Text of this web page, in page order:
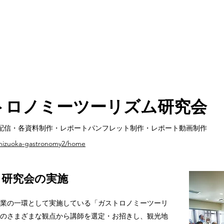
ノミーツーリズム研究会
・各資料制作・レポートパンフレット制作・レポート動画制作
gastronomy2/home
究会の実施
の一環として実施している「ガストロノミーツーリ
さまざまな観点から講師を選定・お招きし、観光地